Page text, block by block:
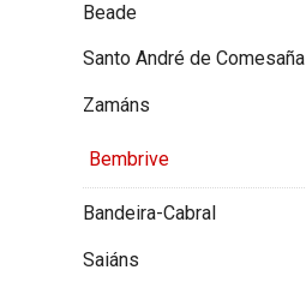
Beade
Santo André de Comesaña
Zamáns
Bembrive
Bandeira-Cabral
Saiáns